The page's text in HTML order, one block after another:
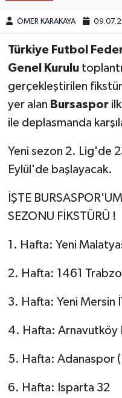
ÖMER KARAKAYA
Türkiye Futbol
Genel Kurulu
gerçekleştirilen
yer alan Bursasporilk
ile deplasmanda
Yeni sezon 2. Lig'de
Eylül'de başlayacak.
İŞTE
SEZONU FİKSTÜRÜ !
1. Hafta: Yeni
2. Hafta: 1461
3. Hafta: Yeni Mersin
4. Hafta: Arnavutköy
5. Hafta: Adanaspor
6. Hafta: Isparta 32